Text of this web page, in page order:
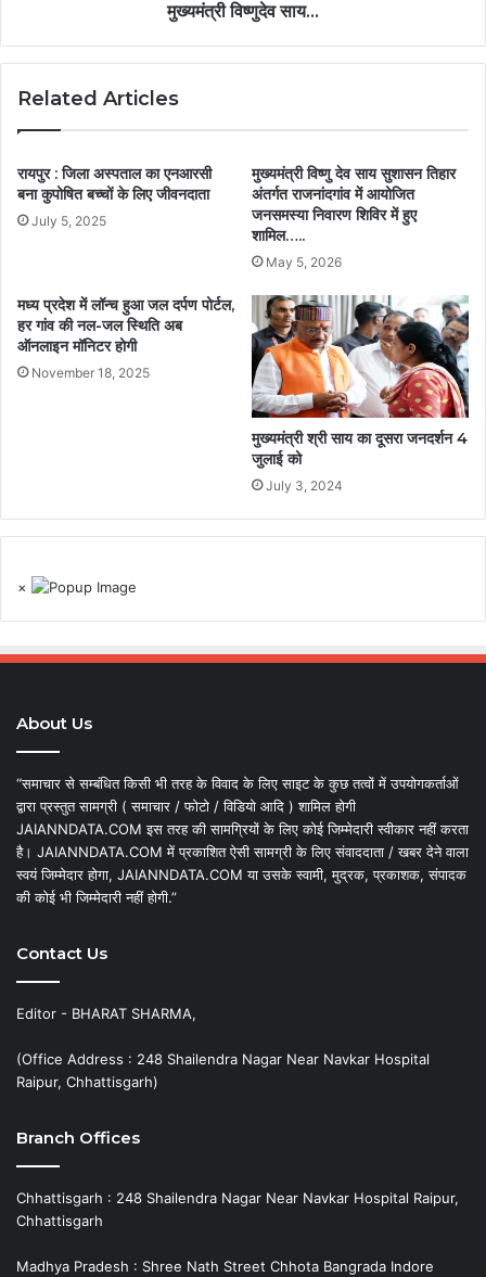
मुख्यमंत्री विष्णुदेव साय…
Related Articles
रायपुर : जिला अस्पताल का एनआरसी
बना कुपोषित बच्चों के लिए जीवनदाता
July 5, 2025
मुख्यमंत्री विष्णु देव साय सुशासन तिहार
अंतर्गत राजनांदगांव में आयोजित
जनसमस्या निवारण शिविर में हुए
शामिल…..
May 5, 2026
मध्य प्रदेश में लॉन्च हुआ जल दर्पण पोर्टल,
हर गांव की नल-जल स्थिति अब
ऑनलाइन मॉनिटर होगी
November 18, 2025
मुख्यमंत्री श्री साय का दूसरा जनदर्शन 4
जुलाई को
July 3, 2024
×
About Us
“समाचार से सम्बंधित किसी भी तरह के विवाद के लिए साइट के कुछ तत्वों में उपयोगकर्ताओं
द्वारा प्रस्तुत सामग्री ( समाचार / फोटो / विडियो आदि ) शामिल होगी
JAIANNDATA.COM इस तरह की सामग्रियों के लिए कोई जिम्मेदारी स्वीकार नहीं करता
है। JAIANNDATA.COM में प्रकाशित ऐसी सामग्री के लिए संवाददाता / खबर देने वाला
स्वयं जिम्मेदार होगा, JAIANNDATA.COM या उसके स्वामी, मुद्रक, प्रकाशक, संपादक
की कोई भी जिम्मेदारी नहीं होगी.”
Contact Us
Editor - BHARAT SHARMA,
(Office Address : 248 Shailendra Nagar Near Navkar Hospital
Raipur, Chhattisgarh)
Branch Offices
Chhattisgarh : 248 Shailendra Nagar Near Navkar Hospital Raipur,
Chhattisgarh
Madhya Pradesh : Shree Nath Street Chhota Bangrada Indore